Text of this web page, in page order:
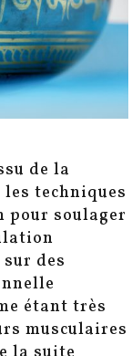
de la
techniques
pour soulager
des
étant très
musculaires